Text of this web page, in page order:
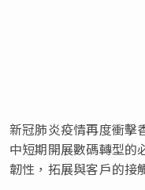
新冠肺炎疫情再度衝擊
中短期開展數碼轉型的
韌性，拓展與客戶的接